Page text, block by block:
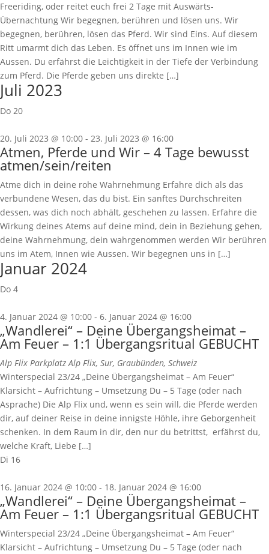
Freeriding, oder reitet euch frei 2 Tage mit Auswärts-
Übernachtung Wir begegnen, berühren und lösen uns. Wir
begegnen, berühren, lösen das Pferd. Wir sind Eins. Auf diesem
Ritt umarmt dich das Leben. Es öffnet uns im Innen wie im
Aussen. Du erfährst die Leichtigkeit in der Tiefe der Verbindung
zum Pferd. Die Pferde geben uns direkte […]
Juli 2023
Do 20
20. Juli 2023 @ 10:00 - 23. Juli 2023 @ 16:00
Atmen, Pferde und Wir – 4 Tage bewusst
atmen/sein/reiten
Atme dich in deine rohe Wahrnehmung Erfahre dich als das
verbundene Wesen, das du bist. Ein sanftes Durchschreiten
dessen, was dich noch abhält, geschehen zu lassen. Erfahre die
Wirkung deines Atems auf deine mind, dein in Beziehung gehen,
deine Wahrnehmung, dein wahrgenommen werden Wir berühren
uns im Atem, Innen wie Aussen. Wir begegnen uns in […]
Januar 2024
Do 4
4. Januar 2024 @ 10:00 - 6. Januar 2024 @ 16:00
„Wandlerei“ – Deine Übergangsheimat –
Am Feuer – 1:1 Übergangsritual GEBUCHT
Alp Flix Parkplatz Alp Flix, Sur, Graubünden, Schweiz
Winterspecial 23/24 „Deine Übergangsheimat – Am Feuer“
Klarsicht – Aufrichtung – Umsetzung Du – 5 Tage (oder nach
Asprache) Die Alp Flix und, wenn es sein will, die Pferde werden
dir, auf deiner Reise in deine innigste Höhle, ihre Geborgenheit
schenken. In dem Raum in dir, den nur du betrittst, erfährst du,
welche Kraft, Liebe […]
Di 16
16. Januar 2024 @ 10:00 - 18. Januar 2024 @ 16:00
„Wandlerei“ – Deine Übergangsheimat –
Am Feuer – 1:1 Übergangsritual GEBUCHT
Winterspecial 23/24 „Deine Übergangsheimat – Am Feuer“
Klarsicht – Aufrichtung – Umsetzung Du – 5 Tage (oder nach